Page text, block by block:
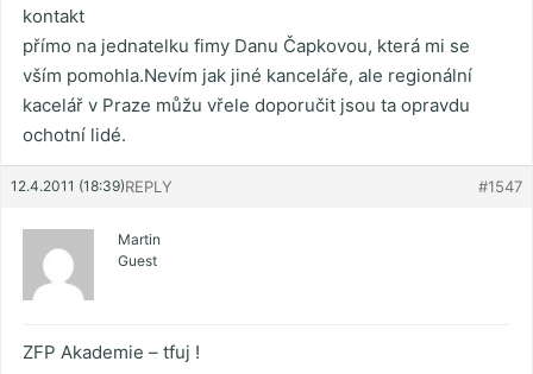
kontakt
přímo na jednatelku fimy Danu Čapkovou, která mi se
vším pomohla.Nevím jak jiné kanceláře, ale regionální
kacelář v Praze můžu vřele doporučit jsou ta opravdu
ochotní lidé.
12.4.2011 (18:39) #1547
REPLY
Martin
Guest
ZFP Akademie – tfuj !